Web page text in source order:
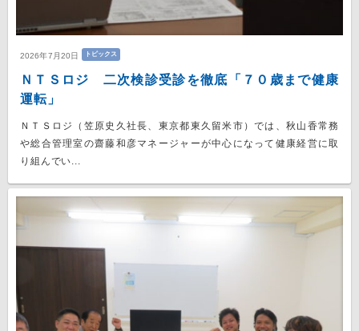
2026年7月20日 トピックス
ＮＴＳロジ 二次検診受診を徹底「７０歳まで健康
運転」
ＮＴＳロジ（笠原史久社長、東京都東久留米市）では、秋山香常務
や総合管理室の齋藤和彦マネージャーが中心になって健康経営に取
り組んでい...